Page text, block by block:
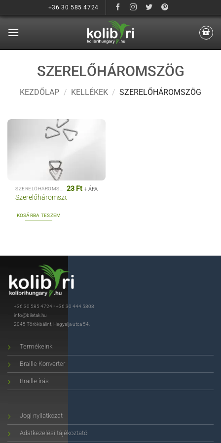
a
tartalomra
+36 30 585 4724
SZERELŐHÁROMSZÖG
KEZDŐLAP / KELLÉKEK / SZERELŐHÁROMSZÖG
Szerelőháromszög
23 Ft + ÁFA
KOSÁRBA TESZEM
+36 30 585 4724•+36 30 444 5808
info@biletak.hu
2045 Törökbálint, Hegyalja utca 54.
Termékeink
Braille Konverter
Braille írás
Jogi nyilatkozat
Adatkezelési tájékoztató